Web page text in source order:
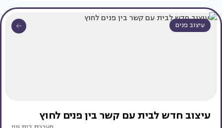
עיצוב פנים
עיצוב חדש לבית עם קשר בין פנים לחוץ